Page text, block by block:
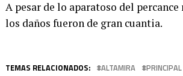
A pesar de lo aparatoso del
los daños fueron de gran cuantia.
TEMAS RELACIONADOS: ALTAMIRA PRINCIPAL